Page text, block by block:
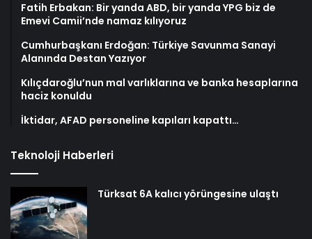
Fatih Erbakan: Bir yanda ABD, bir yanda YPG biz de
Emevi Camii’nde namaz kılıyoruz
Cumhurbaşkanı Erdoğan: Türkiye Savunma Sanayi
Alanında Destan Yazıyor
Kılıçdaroğlu’nun mal varlıklarına ve banka hesaplarına
haciz konuldu
İktidar, AFAD personeline kapıları kapattı…
Teknoloji Haberleri
Türksat 6A kalıcı yörüngesine ulaştı